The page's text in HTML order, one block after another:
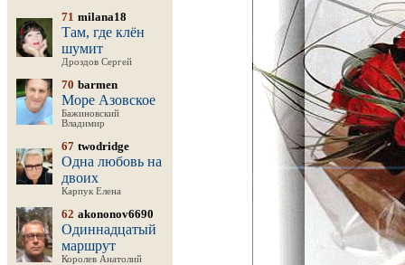
71 milana18
Там, где клён
шумит
Дроздов Сергей
70 barmen
Море Азовское
Бажиновский
Владимир
67 twodridge
Одна любовь на
двоих
Карпук Елена
62 akononov6690
Одиннадцатый
маршрут
Королев Анатолий